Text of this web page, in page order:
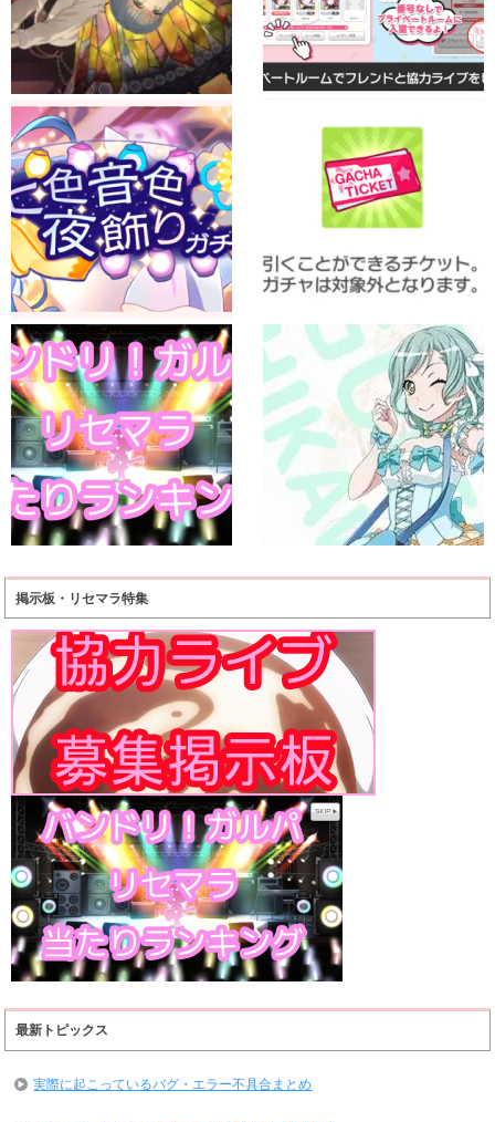
掲示板・リセマラ特集
最新トピックス
実際に起こっているバグ・エラー不具合まとめ